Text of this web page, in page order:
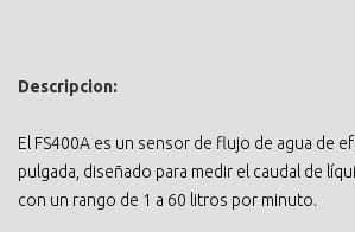
Descripcion:
El FS400A es un sensor de flujo de agua de
pulgada, diseñado para medir el caudal de
con un rango de 1 a 60 litros por minuto.